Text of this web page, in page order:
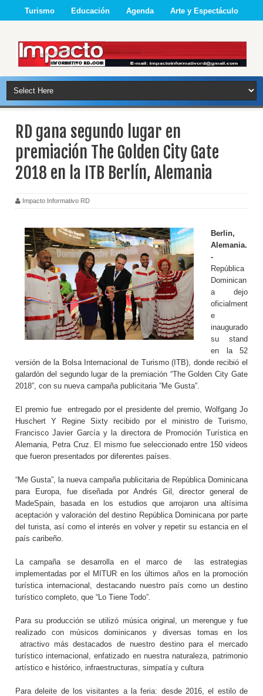
Turismo Educación Agenda Arte y Espectáculo
RD gana segundo lugar en
premiación The Golden City Gate
2018 en la ITB Berlín, Alemania
Impacto Informativo RD
Berlin,
Alemania.
-
República
Dominican
a dejo
oficialment
e
inaugurado
su stand
en la 52
versión de la Bolsa Internacional de Turismo (ITB), donde recibió el
galardón del segundo lugar de la premiación “The Golden City Gate
2018”, con su nueva campaña publicitaria ”Me Gusta”.
El premio fue
entregado por el presidente del premio, Wolfgang Jo
Huschert Y Regine Sixty recibido por el ministro de Turismo,
Francisco Javier García y la directora de Promoción Turística en
Alemania, Petra Cruz. El mismo fue seleccionado entre 150 videos
que fueron presentados por diferentes países.
“Me Gusta”, la nueva campaña publicitaria de República Dominicana
para Europa, fue diseñada por Andrés Gil, director general de
MadeSpain, basada en los estudios que arrojaron una altísima
aceptación y valoración del destino República Dominicana por parte
del turista, así como el interés en volver y repetir su estancia en el
país caribeño.
La campaña se desarrolla en el marco de
las estrategias
implementadas por el MITUR en los últimos años en la promoción
turística internacional, destacando nuestro país como un destino
turístico completo, que “Lo Tiene Todo”.
Para su producción se utilizó música original, un merengue y fue
realizado con músicos dominicanos y diversas tomas en los
atractivo más destacados de nuestro destino para el mercado
turístico internacional, enfatizado en nuestra naturaleza, patrimonio
artístico e histórico, infraestructuras, simpatía y cultura
Para deleite de los visitantes a la feria: desde 2016, el estilo de